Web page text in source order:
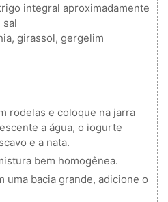
integral aproximadamente
sal
girassol, gergelim
rodelas e coloque na jarra
a água, o iogurte
e a nata.
bem homogênea.
uma bacia grande, adicione o